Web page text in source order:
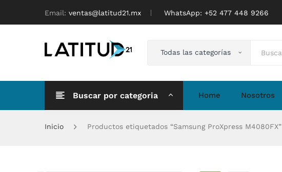
Email: ventas@latitud21.mx WhatsApp: ‪+52 477 448 9266
Todas las categorías
Buscar por categoria Home Nosotros
Inicio Productos etiquetados “Samsung ProXpress M4080FX”